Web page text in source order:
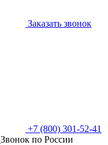
Заказать звонок
+7 (800) 301-52-41
Звонок по России